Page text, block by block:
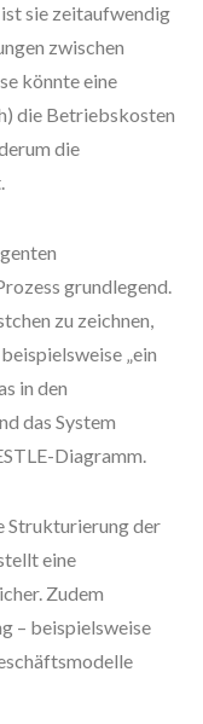
sie zeitaufwendig
zwischen
könnte eine
die Betriebskosten
die
grundlegend.
zu zeichnen,
„ein
in den
das System
Diagramm.
Strukturierung der
eine
Zudem
– beispielsweise